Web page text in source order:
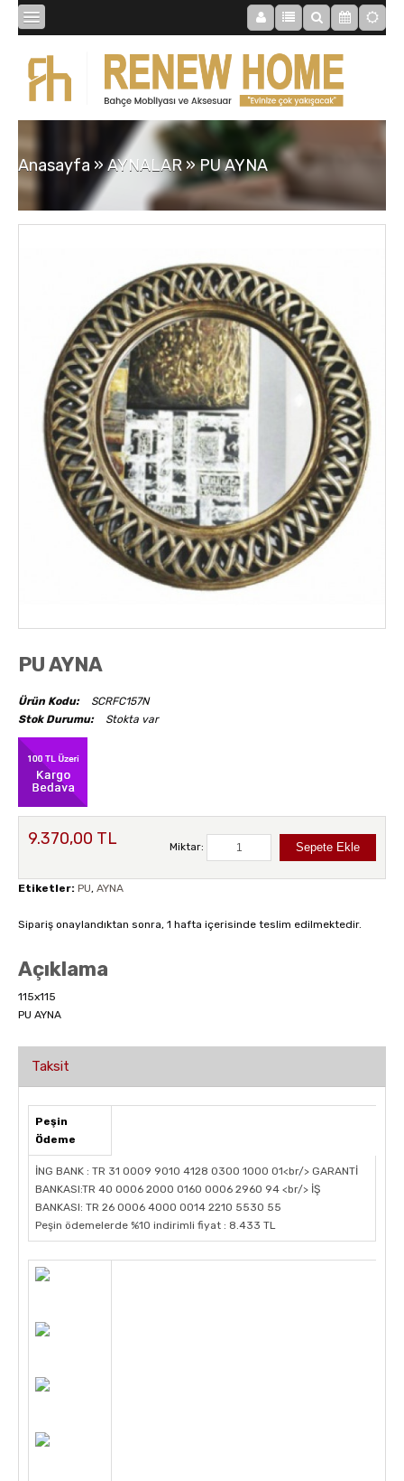
BİBLOLAR
SAATLER
TABLOLAR
AYNALAR
AKSESUARLAR
OBJELER
Anasayfa »AYNALAR»PU AYNA
PU AYNA
Ürün Kodu:
SCRFC157N
Stok Durumu:
Stokta var
9.370,00 TL Miktar:
Etiketler: PU, AYNA
Sipariş onaylandıktan sonra, 1 hafta içerisinde teslim edilmektedir.
Açıklama
115x115
PU AYNA
Taksit
Peşin
Ödeme
İNG BANK : TR 31 0009 9010 4128 0300 1000 01<br/> GARANTİ
BANKASI:TR 40 0006 2000 0160 0006 2960 94 <br/> İŞ
BANKASI: TR 26 0006 4000 0014 2210 5530 55
Peşin ödemelerde %10 indirimli fiyat : 8.433 TL